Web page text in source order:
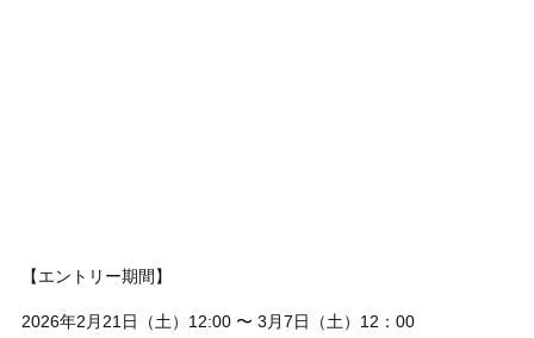
【エントリー期間】
2026年2月21日（土）12:00 〜 3月7日（土）12：00